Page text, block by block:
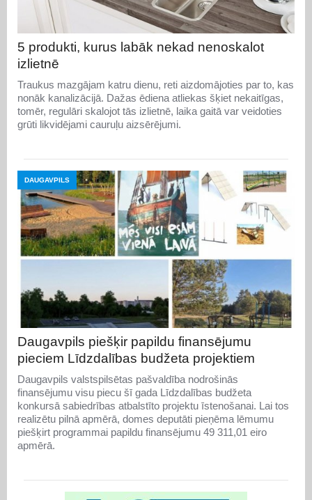
5 produkti, kurus labāk nekad nenoskalot
izlietnē
Traukus mazgājam katru dienu, reti aizdomājoties par to, kas
nonāk kanalizācijā. Dažas ēdiena atliekas šķiet nekaitīgas,
tomēr, regulāri skalojot tās izlietnē, laika gaitā var veidoties
grūti likvidējami cauruļu aizsērējumi.
DAUGAVPILS
Daugavpils piešķir papildu finansējumu
pieciem Līdzdalības budžeta projektiem
Daugavpils valstspilsētas pašvaldība nodrošinās
finansējumu visu piecu šī gada Līdzdalības budžeta
konkursā sabiedrības atbalstīto projektu īstenošanai. Lai tos
realizētu pilnā apmērā, domes deputāti pieņēma lēmumu
piešķirt programmai papildu finansējumu 49 311,01 eiro
apmērā.